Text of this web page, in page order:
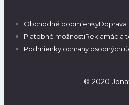
Obchodné podmienkyDoprava
Platobné možnostiReklamácia
Podmienky ochrany osobných
© 2020